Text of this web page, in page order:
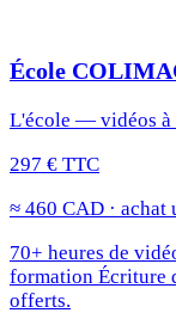
École
L'école — vidéos à
297 € TTC
≈ 460 CAD · achat
70+ heures de
formation Écriture
offerts.